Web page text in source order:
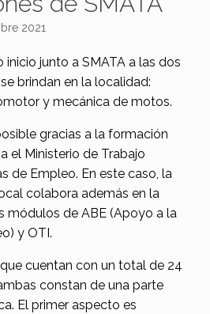
2021
inicio junto a SMATA a las dos
brindan en la localidad:
y mecánica de motos.
gracias a la formación
el Ministerio de Trabajo
de Empleo. En este caso, la
colabora además en la
módulos de ABE (Apoyo a la
y OTI.
cuentan con un total de 24
constan de una parte
El primer aspecto es